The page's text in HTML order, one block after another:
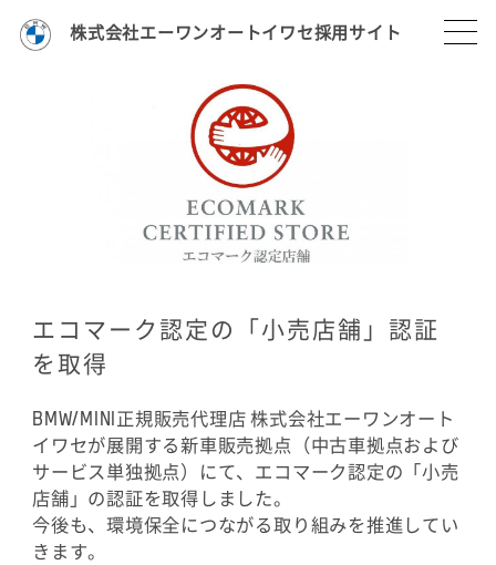
株式会社エーワンオートイワセ採用サイト
エコマーク認定の「小売店舗」認証
を取得
BMW/MINI正規販売代理店 株式会社エーワンオート
イワセが展開する新車販売拠点（中古車拠点および
サービス単独拠点）にて、エコマーク認定の「小売
店舗」の認証を取得しました。
今後も、環境保全につながる取り組みを推進してい
きます。